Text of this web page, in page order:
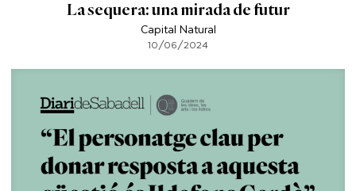
La sequera: una mirada de futur
Capital Natural
10/06/2024